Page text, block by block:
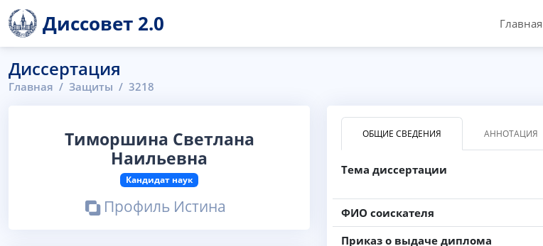
Диссовет 2.0 Главная
Диссертация
Главная Защиты 3218
Тиморшина Светлана
Наильевна
Кандидат наук
Профиль Истина
ОБЩИЕ СВЕДЕНИЯ АННОТАЦИЯ
Тема диссертации
ФИО соискателя
Приказ о выдаче диплома